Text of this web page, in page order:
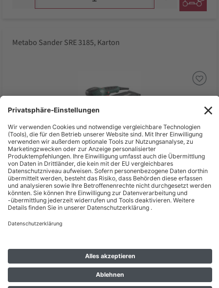
Metabo Sander SRE 3185, Karton
Deal %
UVP208,25 €
167,65 €
inkl. MwSt zzgl. Versand *
Lieferzeit: 2 - 3 Wochen*
Metabo Multischleifer FMS 200 Intec, Kunststoffkoffer